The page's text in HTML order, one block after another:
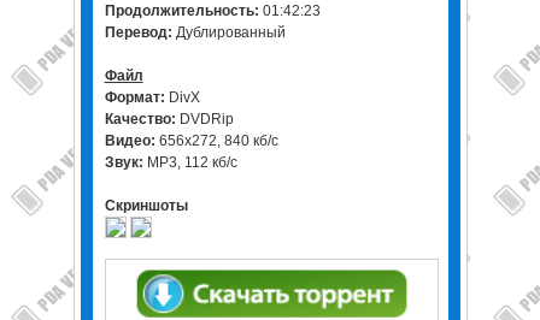
Продолжительность: 01:42:23
Перевод: Дублированный
Файл
Формат: DivX
Качество: DVDRip
Видео: 656x272, 840 кб/с
Звук: MP3, 112 кб/с
Скриншоты